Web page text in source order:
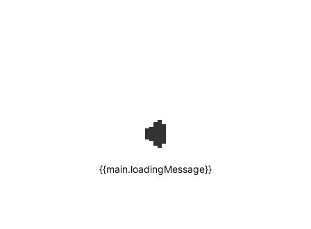
{{main.loadingMessage}}